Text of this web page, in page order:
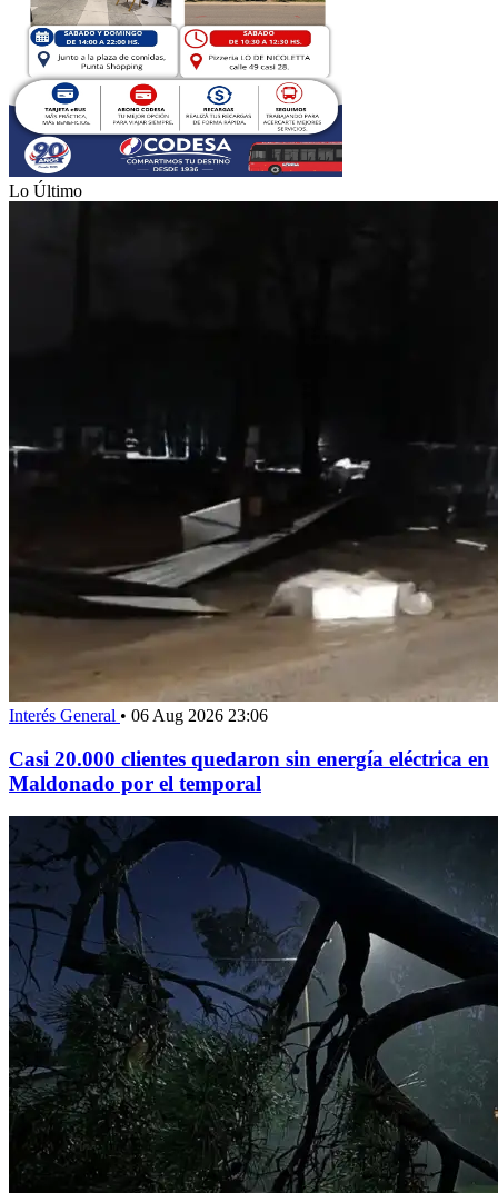
Lo Último
Interés General • 06 Aug 2026 23:06
Casi 20.000 clientes quedaron sin energía eléctrica en
Maldonado por el temporal